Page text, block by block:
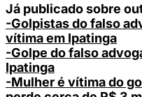
Já publicado sobre
-Golpistas do falso
vítima em Ipatinga
-Golpe do falso
Ipatinga
-Mulher é vítima do